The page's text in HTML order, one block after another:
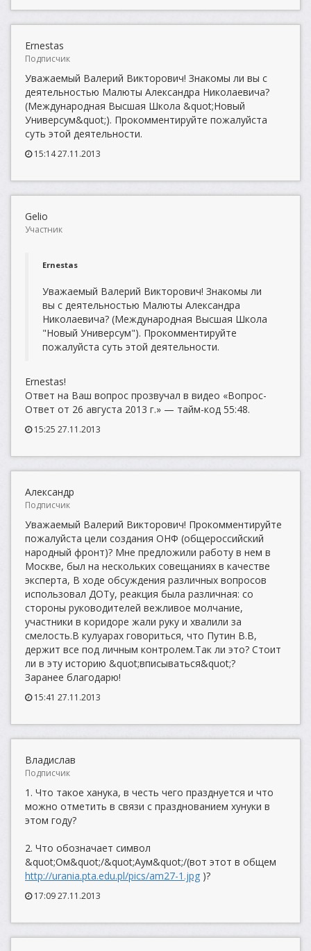
Ernestas
Подписчик
Уважаемый Валерий Викторович! Знакомы ли вы с
деятельностью Малюты Александра Николаевича?
(Международная Высшая Школа &quot;Новый
Универсум&quot;). Прокомментируйте пожалуйста
суть этой деятельности.
15:14 27.11.2013
Gelio
Участник
Ernestas
Уважаемый Валерий Викторович! Знакомы ли
вы с деятельностью Малюты Александра
Николаевича? (Международная Высшая Школа
"Новый Универсум"). Прокомментируйте
пожалуйста суть этой деятельности.
Ernestas!
Ответ на Ваш вопрос прозвучал в видео «Вопрос-
Ответ от 26 августа 2013 г.» — тайм-код 55:48.
15:25 27.11.2013
Александр
Подписчик
Уважаемый Валерий Викторович! Прокомментируйте
пожалуйста цели создания ОНФ (общероссийский
народный фронт)? Мне предложили работу в нем в
Москве, был на нескольких совещаниях в качестве
эксперта, В ходе обсуждения различных вопросов
использовал ДОТу, реакция была различная: со
стороны руководителей вежливое молчание,
участники в коридоре жали руку и хвалили за
смелость.В кулуарах говориться, что Путин В.В,
держит все под личным контролем.Так ли это? Стоит
ли в эту историю &quot;вписываться&quot;?
Заранее благодарю!
15:41 27.11.2013
Владислав
Подписчик
1. Что такое ханука, в честь чего празднуется и что
можно отметить в связи с празднованием хунуки в
этом году?
2. Что обозначает символ
&quot;Ом&quot;/&quot;Аум&quot;/(вот этот в общем
http://urania.pta.edu.pl/pics/am27-1.jpg )?
17:09 27.11.2013